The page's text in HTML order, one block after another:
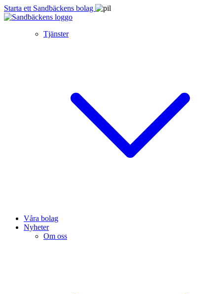
Starta ett Sandbäckens bolag
Tjänster
Våra bolag
Nyheter
Om oss